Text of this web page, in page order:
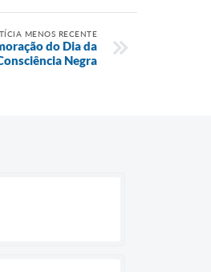
MENOS RECENTE
do Dia da
Negra